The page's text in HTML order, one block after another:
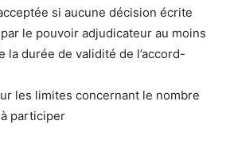
si aucune décision écrite
le pouvoir adjudicateur au moins
la durée de validité de l’accord-
les limites concernant le nombre
participer